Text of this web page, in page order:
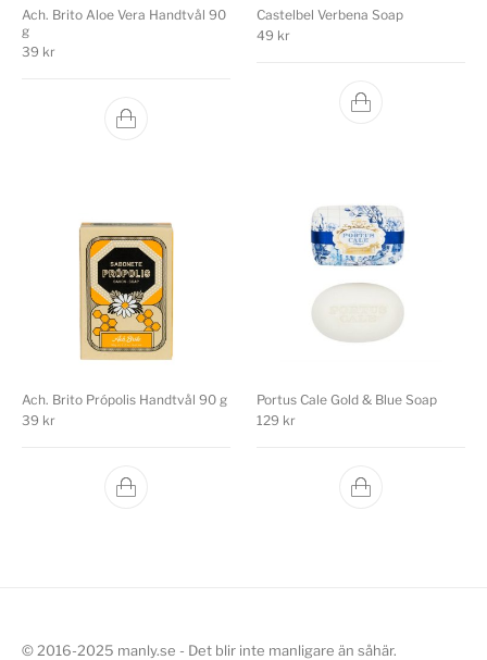
Ach. Brito Aloe Vera Handtvål 90
g
39 kr
Castelbel Verbena Soap
49 kr
Ach. Brito Própolis Handtvål 90 g
39 kr
Portus Cale Gold & Blue Soap
129 kr
© 2016-2025 manly.se - Det blir inte manligare än såhär.